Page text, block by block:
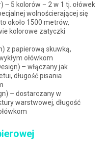
– 5 kolorów – 2 w 1 tj. ołówek
wolnościerającej się
około 1500 metrów,
kolorowe zatyczki
z papierową skuwką,
ołówkom
– włączany jak
długość pisania
– dostarczany w
warstwowej, długość